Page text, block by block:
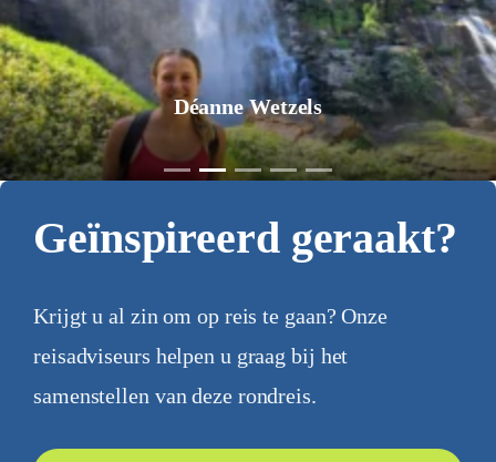
Déanne Wetzels
Geïnspireerd geraakt?
Krijgt u al zin om op reis te gaan? Onze
reisadviseurs helpen u graag bij het
samenstellen van deze rondreis.